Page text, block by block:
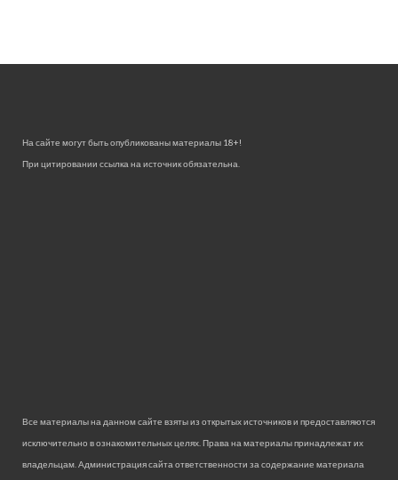
На сайте могут быть опубликованы материалы 18+!
При цитировании ссылка на источник обязательна.
Все материалы на данном сайте взяты из открытых источников и предоставляются
исключительно в ознакомительных целях. Права на материалы принадлежат их
владельцам. Администрация сайта ответственности за содержание материала